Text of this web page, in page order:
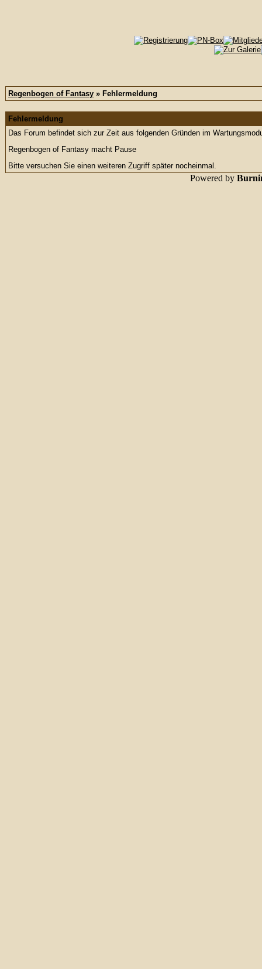
Regenbogen of Fantasy » Fehlermeldung
Fehlermeldung
Das Forum befindet sich zur Zeit aus folgenden Gründen im
Regenbogen of Fantasy macht Pause
Bitte versuchen Sie einen weiteren Zugriff später nocheinmal.
Powered by